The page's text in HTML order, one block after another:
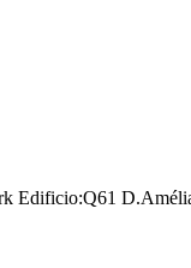
Edificio:Q61